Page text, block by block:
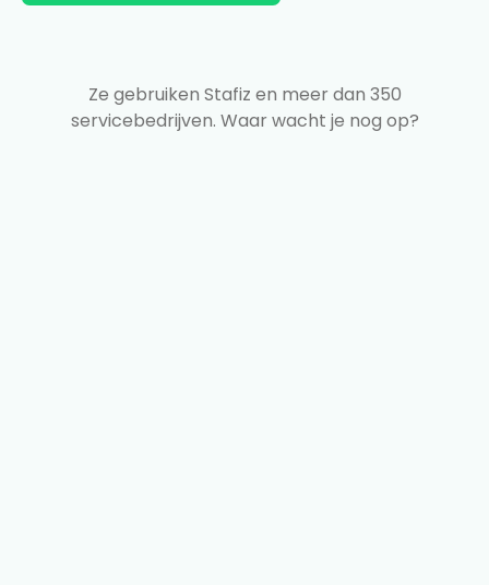
Ze gebruiken Stafiz en meer dan 350
servicebedrijven. Waar wacht je nog op?